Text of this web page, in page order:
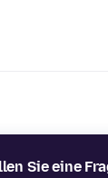
Sie eine